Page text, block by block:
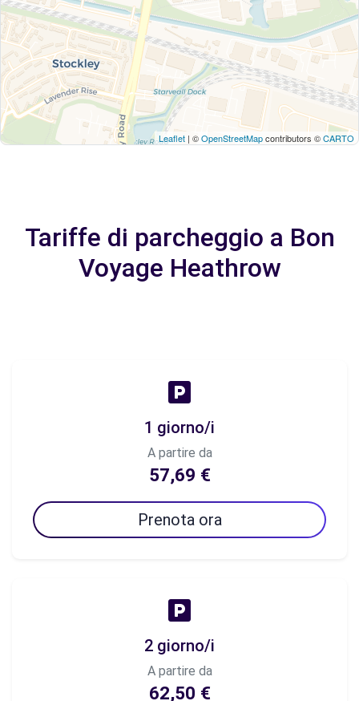
Leaflet | ©OpenStreetMapcontributors ©CARTO
Tariffe di parcheggio a Bon
Voyage Heathrow
1 giorno/i
A partire da
57,69 €
Prenota ora
2 giorno/i
A partire da
62,50 €